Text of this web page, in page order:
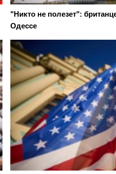
"Никто не полезет":
Одессе